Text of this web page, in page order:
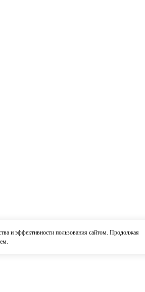
и эффективности пользования сайтом. Продолжая